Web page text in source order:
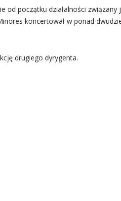
od początku działalności związany
koncertował w ponad
drugiego dyrygenta.